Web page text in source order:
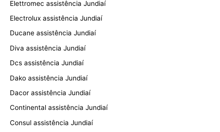
Elettromec assistência Jundiaí
Electrolux assistência Jundiaí
Ducane assistência Jundiaí
Diva assistência Jundiaí
Dcs assistência Jundiaí
Dako assistência Jundiaí
Dacor assistência Jundiaí
Continental assistência Jundiaí
Consul assistência Jundiaí